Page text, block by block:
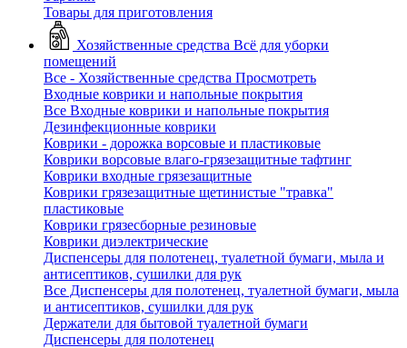
Товары для приготовления
Хозяйственные средства Всё для уборки
помещений
Все - Хозяйственные средства Просмотреть
Входные коврики и напольные покрытия
Все Входные коврики и напольные покрытия
Дезинфекционные коврики
Коврики - дорожка ворсовые и пластиковые
Коврики ворсовые влаго-грязезащитные тафтинг
Коврики входные грязезащитные
Коврики грязезащитные щетинистые "травка"
пластиковые
Коврики грязесборные резиновые
Коврики диэлектрические
Диспенсеры для полотенец, туалетной бумаги, мыла и
антисептиков, сушилки для рук
Все Диспенсеры для полотенец, туалетной бумаги, мыла
и антисептиков, сушилки для рук
Держатели для бытовой туалетной бумаги
Диспенсеры для полотенец